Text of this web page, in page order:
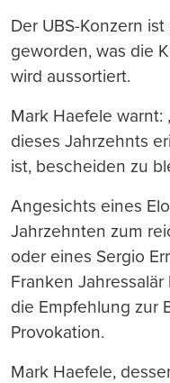
Der UBS-Konzern
geworden, was die
wird aussortiert.
Mark Haefele
dieses Jahrzehnts
ist, bescheiden zu
Angesichts eines
Jahrzehnten zum
oder eines Sergio
Franken
die Empfehlung zur
Provokation.
Mark Haefele,